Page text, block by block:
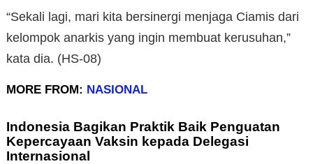
“Sekali lagi, mari kita bersinergi menjaga Ciamis dari
kelompok anarkis yang ingin membuat kerusuhan,”
kata dia. (HS-08)
MORE FROM: NASIONAL
Indonesia Bagikan Praktik Baik Penguatan
Kepercayaan Vaksin kepada Delegasi
Internasional